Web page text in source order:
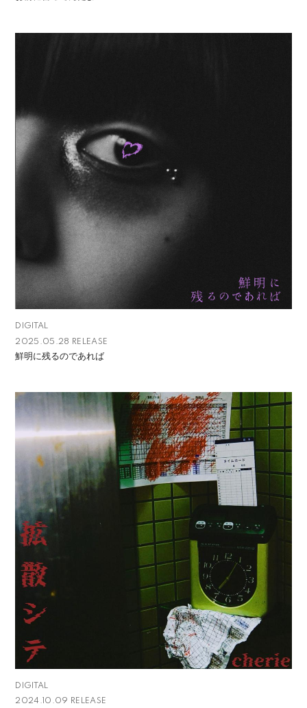
DIGITAL
2025.05.28 RELEASE
鮮明に残るのであれば
DIGITAL
2024.10.09 RELEASE